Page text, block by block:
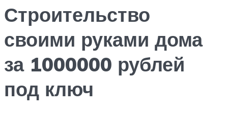
Строительство
своими руками дома
за 1000000 рублей
под ключ